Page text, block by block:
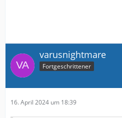
varusnightmare
Fortgeschrittener
16. April 2024 um 18:39